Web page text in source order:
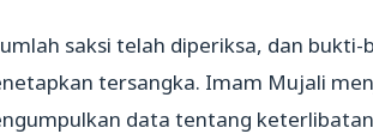
saksi telah diperiksa, dan
tersangka. Imam Mujali
data tentang